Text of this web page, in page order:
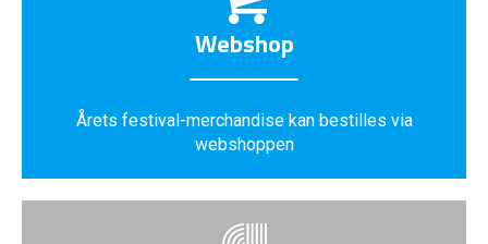
Webshop
Årets festival-merchandise kan bestilles via
webshoppen